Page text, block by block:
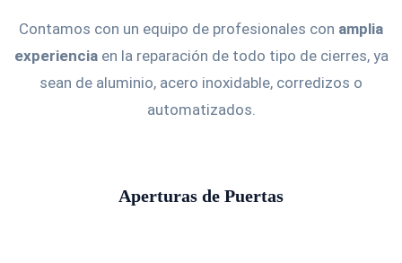
Contamos con un equipo de profesionales con amplia
experienciaen la reparación de todo tipo de cierres, ya
sean de aluminio, acero inoxidable, corredizos o
automatizados.
Aperturas de Puertas